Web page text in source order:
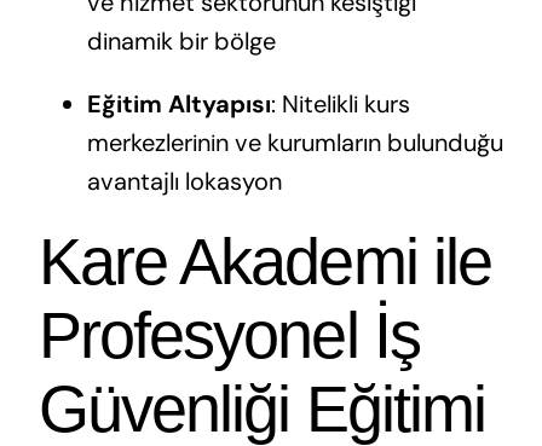
dinamik bir bölge
Eğitim Altyapısı: Nitelikli kurs
merkezlerinin ve kurumların bulunduğu
avantajlı lokasyon
Kare Akademi ile
Profesyonel İş
Güvenliği Eğitimi